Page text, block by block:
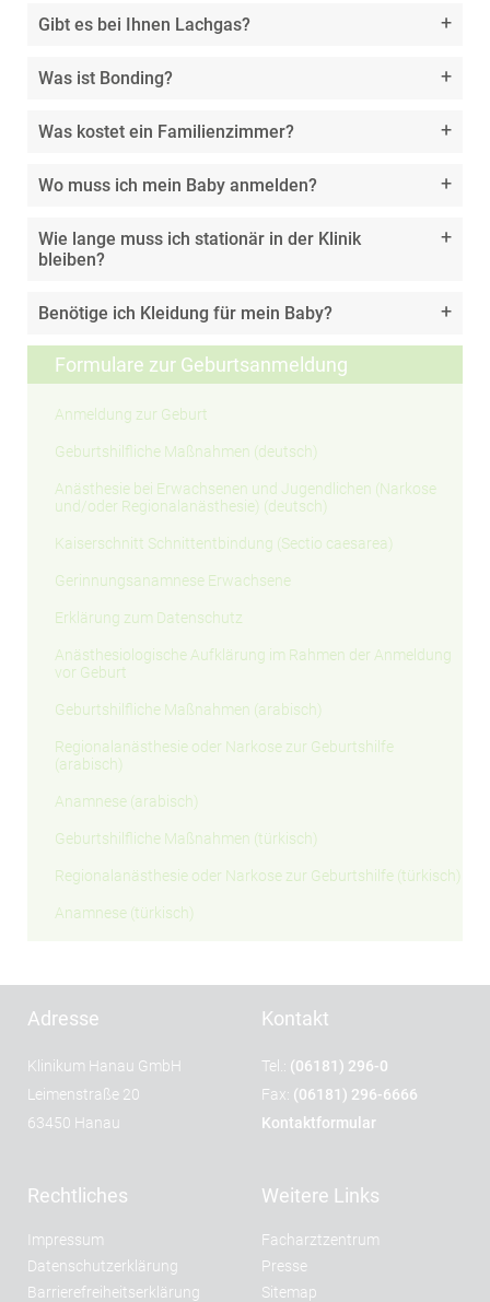
Gibt es bei Ihnen Lachgas?
Was ist Bonding?
Was kostet ein Familienzimmer?
Wo muss ich mein Baby anmelden?
Wie lange muss ich stationär in der Klinik
bleiben?
Benötige ich Kleidung für mein Baby?
Formulare zur Geburtsanmeldung
Anmeldung zur Geburt
Geburtshilfliche Maßnahmen (deutsch)
Anästhesie bei Erwachsenen und Jugendlichen (Narkose
und/oder Regionalanästhesie) (deutsch)
Kaiserschnitt Schnittentbindung (Sectio caesarea)
Gerinnungsanamnese Erwachsene
Erklärung zum Datenschutz
Anästhesiologische Aufklärung im Rahmen der Anmeldung
vor Geburt
Geburtshilfliche Maßnahmen (arabisch)
Regionalanästhesie oder Narkose zur Geburtshilfe
(arabisch)
Anamnese (arabisch)
Geburtshilfliche Maßnahmen (türkisch)
Regionalanästhesie oder Narkose zur Geburtshilfe (türkisch)
Anamnese (türkisch)
Adresse
Klinikum Hanau GmbH
Leimenstraße 20
63450 Hanau
Kontakt
Tel.: (06181) 296-0
Fax: (06181) 296-6666
Kontaktformular
Rechtliches
Impressum
Datenschutzerklärung
Barrierefreiheitserklärung
Weitere Links
Facharztzentrum
Presse
Sitemap